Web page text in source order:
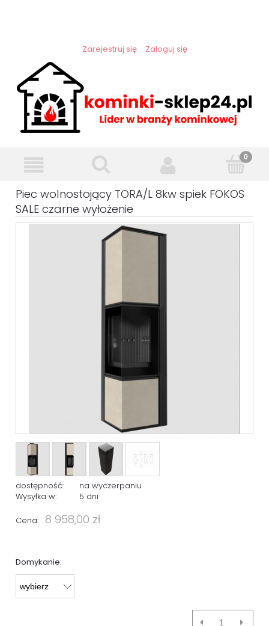
Zarejestruj się Zaloguj się
Piec wolnostojący TORA/L 8kw spiek FOKOS
SALE czarne wyłożenie
dostępność:
na wyczerpaniu
Wysyłka w:
5 dni
Cena: 8 958,00 zł
Domykanie: